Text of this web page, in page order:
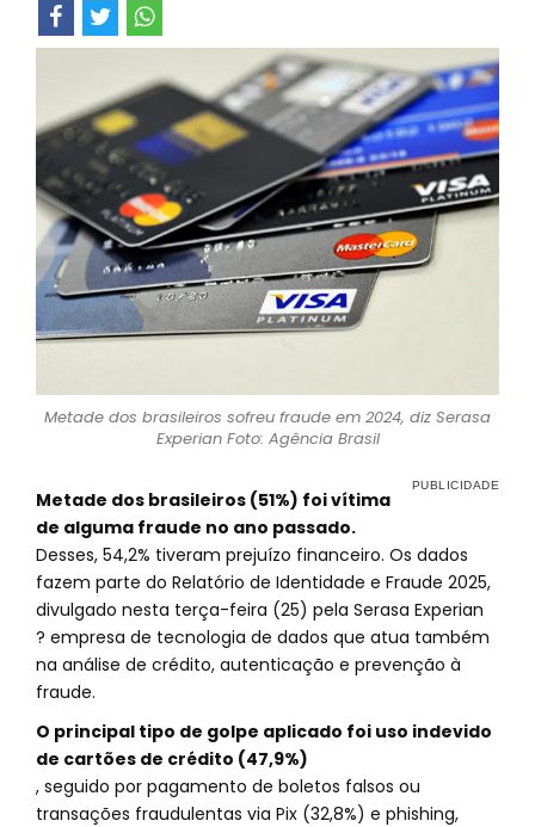
Metade dos brasileiros sofreu fraude em 2024, diz Serasa
Experian Foto: Agência Brasil
Metade dos brasileiros (51%) foi vítima
de alguma fraude no ano passado.
Desses, 54,2% tiveram prejuízo financeiro. Os dados
fazem parte do Relatório de Identidade e Fraude 2025,
divulgado nesta terça-feira (25) pela Serasa Experian
? empresa de tecnologia de dados que atua também
na análise de crédito, autenticação e prevenção à
fraude.
O principal tipo de golpe aplicado foi uso indevido
de cartões de crédito (47,9%)
, seguido por pagamento de boletos falsos ou
transações fraudulentas via Pix (32,8%) e phishing,